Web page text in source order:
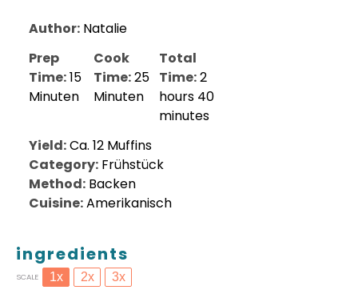
Author: Natalie
Prep
Time:15
Minuten
Cook
Time:25
Minuten
Total
Time:2
hours 40
minutes
Yield:Ca. 12 Muffins
Category: Frühstück
Method: Backen
Cuisine:Amerikanisch
ingredients
SCALE 1x 2x 3x